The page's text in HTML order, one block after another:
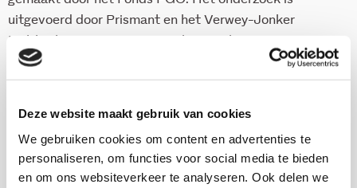
Deze website maakt gebruik van cookies
We gebruiken cookies om content en advertenties te
personaliseren, om functies voor social media te bieden
en om ons websiteverkeer te analyseren. Ook delen we
uitgevoerd door Prismant en het Verwey-Jonker
Instituut, in nauwe samenwerking met
vertegenwoordigers van patiëntenorganisaties. Het
rapport is een gezamenlijke uitgave van de NPCF,
Zie ook Patiënten- en consumentenbeweging in Beeld
Brancherapport 2007Per Saldo
enZorgbelangorganisaties